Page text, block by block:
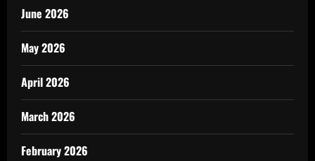
June 2026
May 2026
April 2026
March 2026
February 2026